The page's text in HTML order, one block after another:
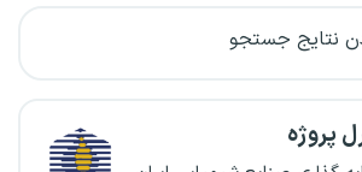
نتایج جستجو
پروژه